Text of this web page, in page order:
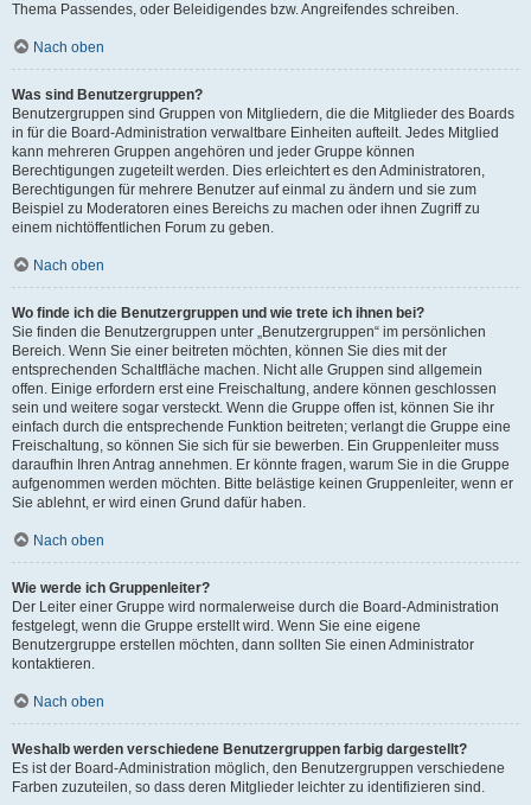
Thema Passendes, oder Beleidigendes bzw. Angreifendes schreiben.
Nach oben
Was sind Benutzergruppen?
Benutzergruppen sind Gruppen von Mitgliedern, die die Mitglieder des Boards
in für die Board-Administration verwaltbare Einheiten aufteilt. Jedes Mitglied
kann mehreren Gruppen angehören und jeder Gruppe können
Berechtigungen zugeteilt werden. Dies erleichtert es den Administratoren,
Berechtigungen für mehrere Benutzer auf einmal zu ändern und sie zum
Beispiel zu Moderatoren eines Bereichs zu machen oder ihnen Zugriff zu
einem nichtöffentlichen Forum zu geben.
Nach oben
Wo finde ich die Benutzergruppen und wie trete ich ihnen bei?
Sie finden die Benutzergruppen unter „Benutzergruppen“ im persönlichen
Bereich. Wenn Sie einer beitreten möchten, können Sie dies mit der
entsprechenden Schaltfläche machen. Nicht alle Gruppen sind allgemein
offen. Einige erfordern erst eine Freischaltung, andere können geschlossen
sein und weitere sogar versteckt. Wenn die Gruppe offen ist, können Sie ihr
einfach durch die entsprechende Funktion beitreten; verlangt die Gruppe eine
Freischaltung, so können Sie sich für sie bewerben. Ein Gruppenleiter muss
daraufhin Ihren Antrag annehmen. Er könnte fragen, warum Sie in die Gruppe
aufgenommen werden möchten. Bitte belästige keinen Gruppenleiter, wenn er
Sie ablehnt, er wird einen Grund dafür haben.
Nach oben
Wie werde ich Gruppenleiter?
Der Leiter einer Gruppe wird normalerweise durch die Board-Administration
festgelegt, wenn die Gruppe erstellt wird. Wenn Sie eine eigene
Benutzergruppe erstellen möchten, dann sollten Sie einen Administrator
kontaktieren.
Nach oben
Weshalb werden verschiedene Benutzergruppen farbig dargestellt?
Es ist der Board-Administration möglich, den Benutzergruppen verschiedene
Farben zuzuteilen, so dass deren Mitglieder leichter zu identifizieren sind.